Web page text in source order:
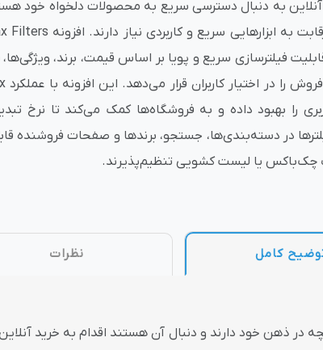
هوش مصنوعی درگاه های پرداخت
آنلاین به دنبال دسترسی سریع به محصولات دلخواه خود
فیلترسازی سریع و پویا بر اساس قیمت، برند،
را بهبود داده و به فروشگاه‌ها کمک می‌کند تا نرخ
در دسته‌بندی‌ها، جستجو، برندها و صفحات فروشنده
چک‌باکس یا لیست کشویی تنظیم‌پذیرند.
کامل نظرات
در ذهن خود دارند و دنبال آن هستند اقدام به خرید